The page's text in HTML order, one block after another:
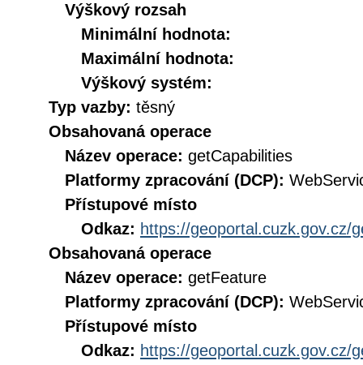
Výškový rozsah
Minimální hodnota:
Maximální hodnota:
Výškový systém:
Typ vazby: těsný
Obsahovaná operace
Název operace: getCapabilities
Platformy zpracování (DCP):
Přístupové místo
Odkaz: https://geoportal.cuzk.gov.cz/
Obsahovaná operace
Název operace: getFeature
Platformy zpracování (DCP):
Přístupové místo
Odkaz: https://geoportal.cuzk.gov.cz/